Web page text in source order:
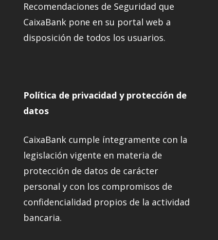
Recomendaciones de Seguridad que
CaixaBank pone en su portal web a
disposición de todos los usuarios.
Política de privacidad y protección de
datos
CaixaBank cumple íntegramente con la
legislación vigente en materia de
protección de datos de carácter
personal y con los compromisos de
confidencialidad propios de la actividad
bancaria.